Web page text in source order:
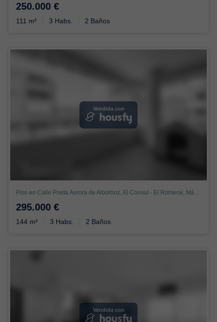
250.000 €
111 m² 3 Habs. 2 Baños
Vendida con
Piso en Calle Poeta Aurora de Albornoz, El Consul - El Romeral, Málaga
295.000 €
144 m² 3 Habs. 2 Baños
Vendida con